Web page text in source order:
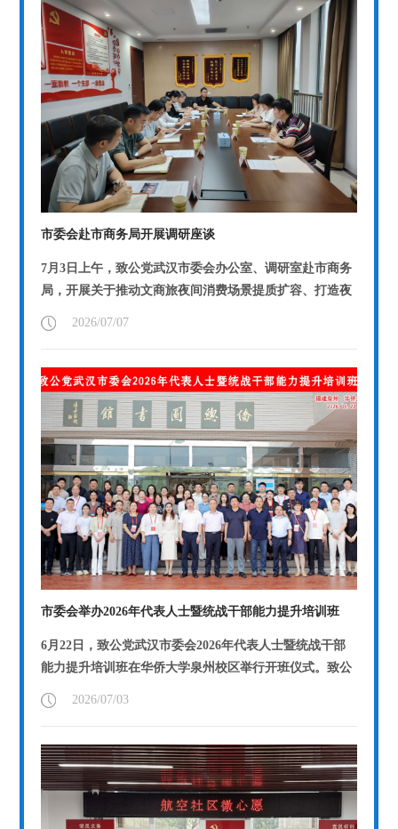
市委会赴市商务局开展调研座谈
7月3日上午，致公党武汉市委会办公室、调研室赴市商务
局，开展关于推动文商旅夜间消费场景提质扩容、打造夜
间经济示范商圈的调研座谈。市商...
2026/07/07
市委会举办2026年代表人士暨统战干部能力提升培训班
6月22日，致公党武汉市委会2026年代表人士暨统战干部
能力提升培训班在华侨大学泉州校区举行开班仪式。致公
党武汉市委会专职副主委胡彦...
2026/07/03